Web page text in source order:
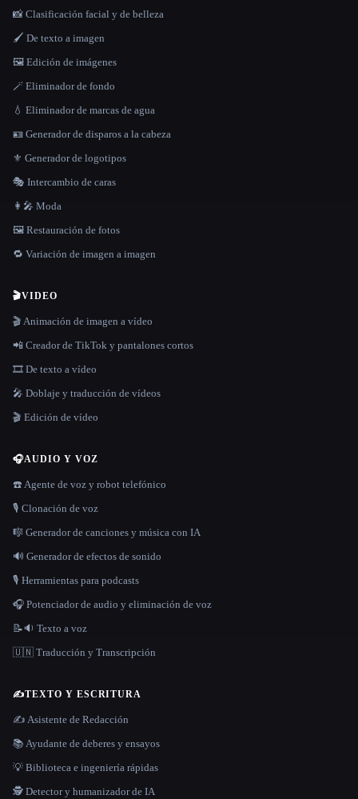
📸 Clasificación facial y de belleza
🖌️ De texto a imagen
🖼️ Edición de imágenes
🪄 Eliminador de fondo
💧 Eliminador de marcas de agua
🪪 Generador de disparos a la cabeza
⚜️ Generador de logotipos
🎭 Intercambio de caras
👩‍🎤 Moda
🖼️ Restauración de fotos
🔁 Variación de imagen a imagen
🎬VIDEO
🎬 Animación de imagen a vídeo
📲 Creador de TikTok y pantalones cortos
🎞️ De texto a vídeo
🎤 Doblaje y traducción de vídeos
🎬 Edición de vídeo
🎧AUDIO Y VOZ
☎️ Agente de voz y robot telefónico
🎙️ Clonación de voz
🎼 Generador de canciones y música con IA
🔊 Generador de efectos de sonido
🎙️ Herramientas para podcasts
🎧 Potenciador de audio y eliminación de voz
📝🔉 Texto a voz
🇺🇳 Traducción y Transcripción
✍️TEXTO Y ESCRITURA
✍️ Asistente de Redacción
📚 Ayudante de deberes y ensayos
💡 Biblioteca e ingeniería rápidas
🕵️ Detector y humanizador de IA